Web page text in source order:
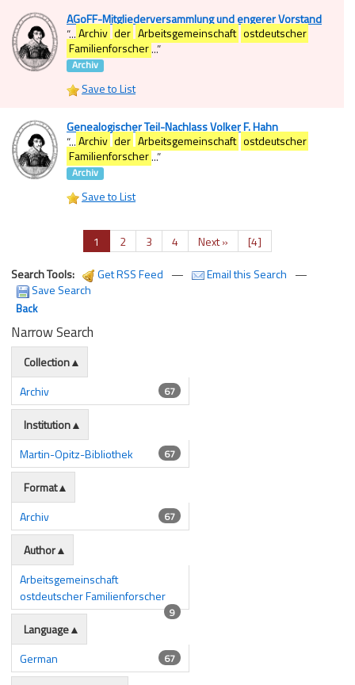
AGoFF-Mitgliederversammlung und engerer Vorstand
“...Archiv der Arbeitsgemeinschaft ostdeutscher
Familienforscher...”
Archiv
Save to List
Genealogischer Teil-Nachlass Volker F. Hahn
“...Archiv der Arbeitsgemeinschaft ostdeutscher
Familienforscher...”
Archiv
Save to List
1 2 3 4 Next »
[4]
Search Tools:
Get RSS Feed — Email this Search —
Save Search
Back
Narrow Search
Collection
Archiv
67
Institution
Martin-Opitz-Bibliothek
67
Format
Archiv
67
Author
Arbeitsgemeinschaft
ostdeutscher Familienforscher
9
Language
German
67